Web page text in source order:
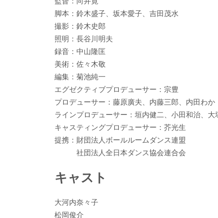
脚本：鈴木盛子、坂本愛子、吉田茂水
撮影：鈴木史郎
照明：長谷川明夫
録音：中山隆匡
美術：佐々木敬
編集：菊池純一
エグゼクティブプロデューサー：宗豊
プロデューサー：藤原廣夫、内藤三郎、内田わか
ラインプロデューサー：垣内健二、小田和治、
キャスティングプロデューサー：芥光生
提携：財団法人ボールルームダンス連盟
社団法人全日本ダンス協会連合会
キャスト
大河内奈々子
松岡俊介